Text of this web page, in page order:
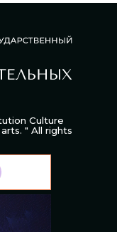
Culture
" All rights